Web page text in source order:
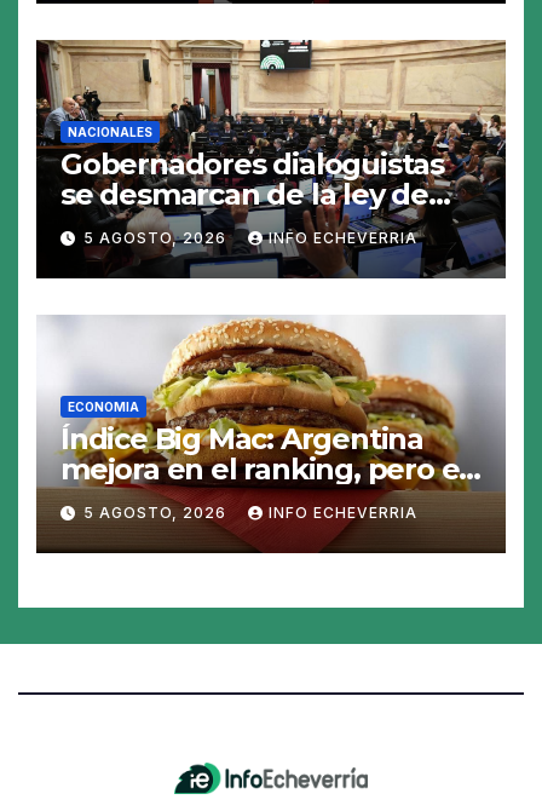
NACIONALES
Gobernadores dialoguistas
se desmarcan de la ley de
Tierras y ponen en jaque su
tratamiento en el Senado
5 AGOSTO, 2026 INFO ECHEVERRIA
ECONOMIA
Índice Big Mac: Argentina
mejora en el ranking, pero el
peso sigue sobrevaluado un
19%
5 AGOSTO, 2026 INFO ECHEVERRIA